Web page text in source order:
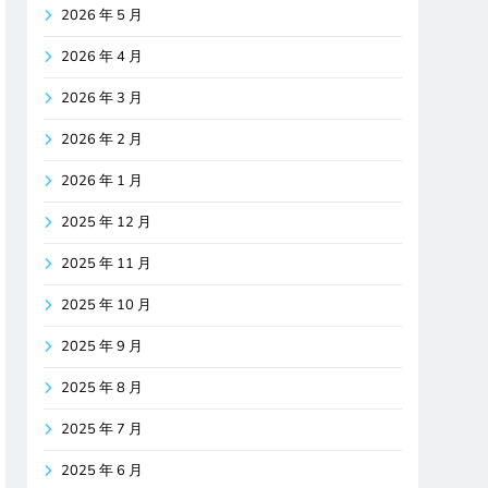
2026 年 5 月
2026 年 4 月
2026 年 3 月
2026 年 2 月
2026 年 1 月
2025 年 12 月
2025 年 11 月
2025 年 10 月
2025 年 9 月
2025 年 8 月
2025 年 7 月
2025 年 6 月